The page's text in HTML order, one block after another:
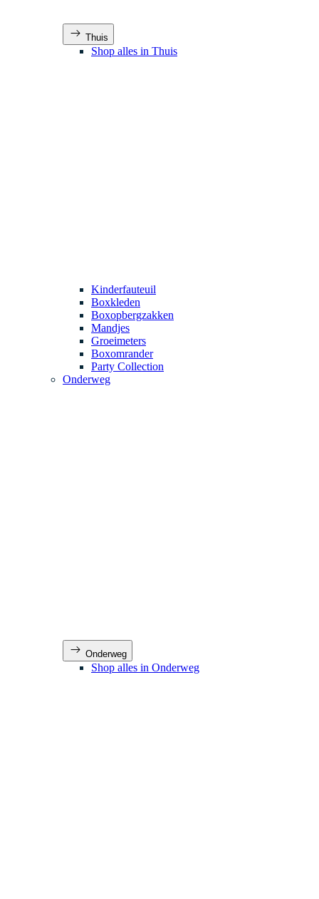
Thuis
Shop alles in Thuis
Kinderfauteuil
Boxkleden
Boxopbergzakken
Mandjes
Groeimeters
Boxomrander
Party Collection
Onderweg
Onderweg
Shop alles in Onderweg